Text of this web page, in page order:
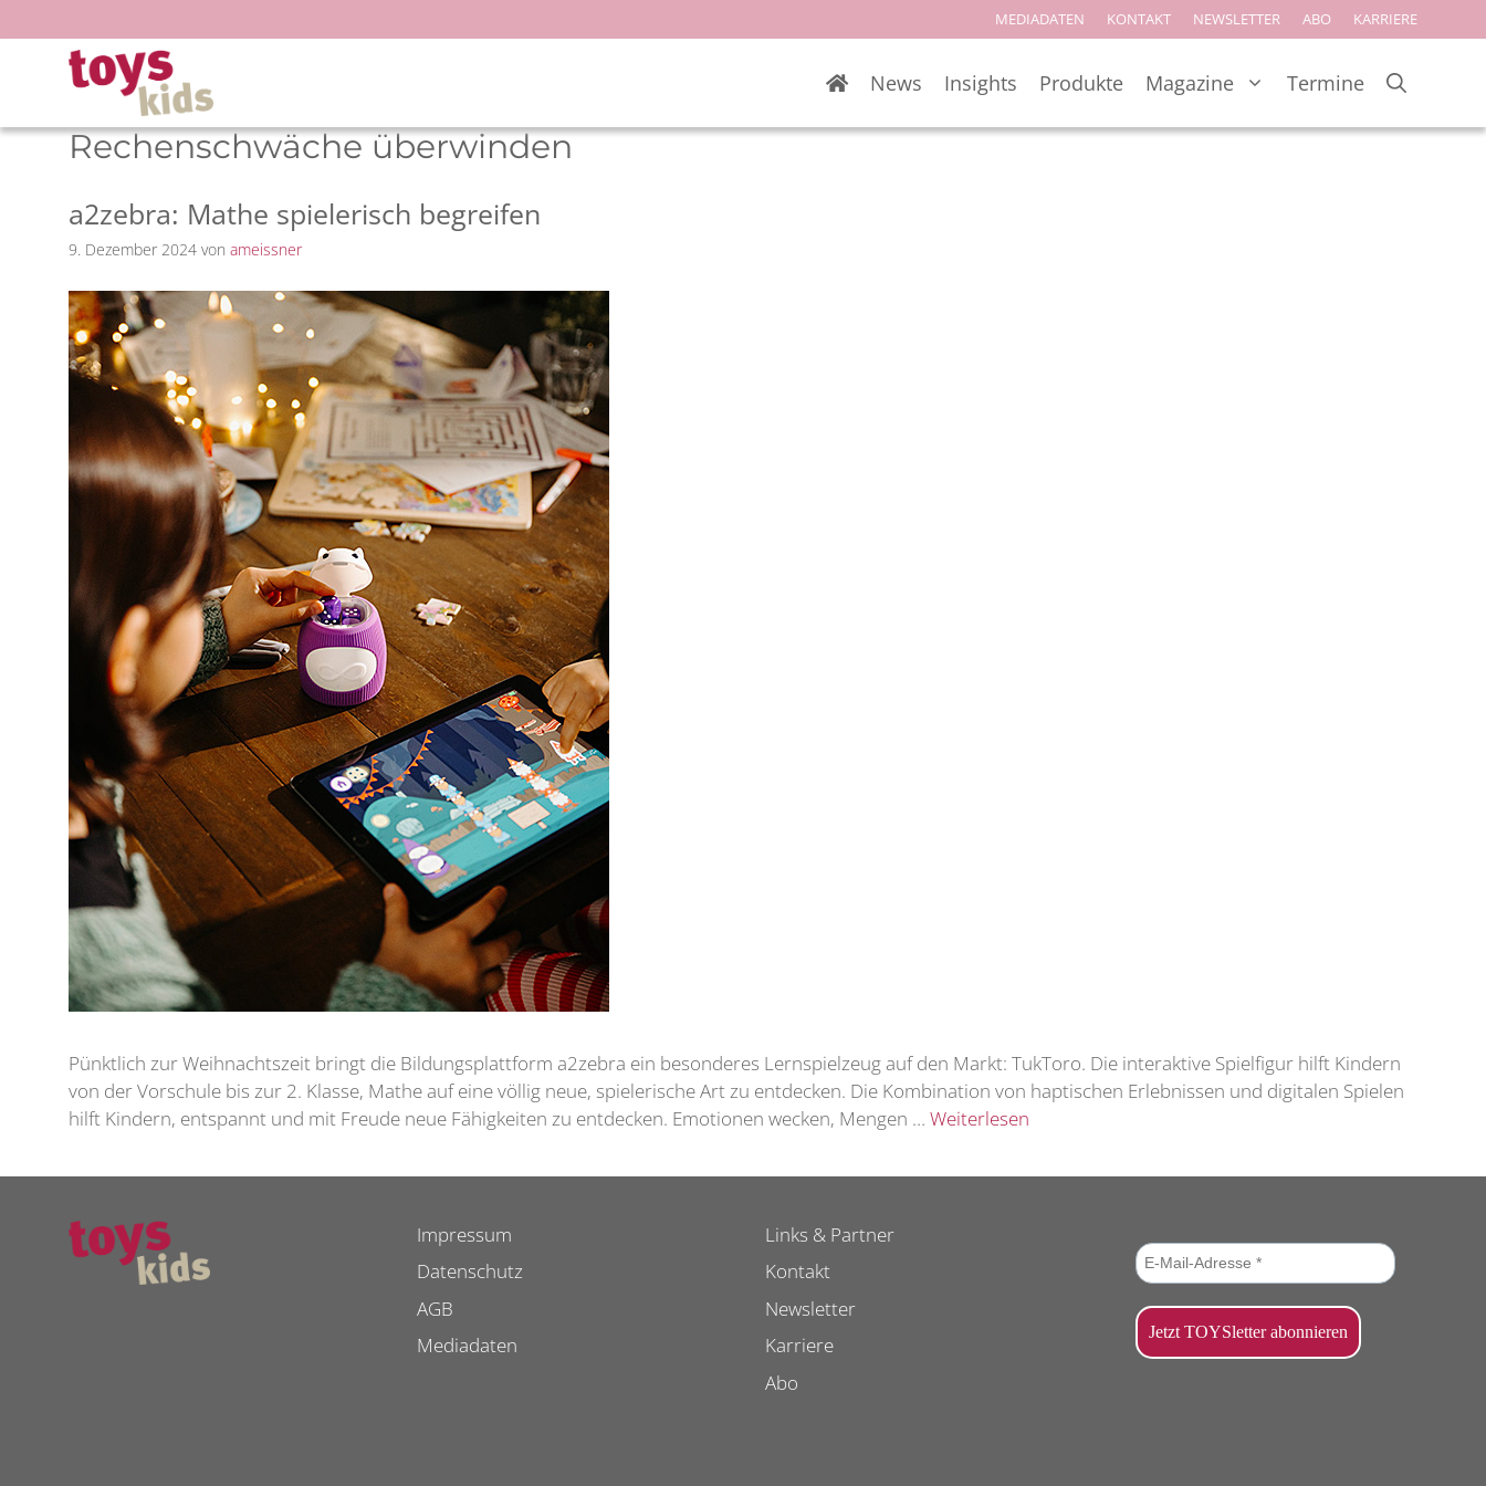
Inhalt
springen
MEDIADATEN KONTAKT NEWSLETTER ABO KARRIERE
News Insights Produkte Magazine Termine
Rechenschwäche überwinden
a2zebra: Mathe spielerisch begreifen
9. Dezember 2024 von ameissner
Pünktlich zur Weihnachtszeit bringt die Bildungsplattform a2zebra ein besonderes Lernspielzeug auf den Markt: TukToro. Die interaktive Spielfigur hilft Kindern
von der Vorschule bis zur 2. Klasse, Mathe auf eine völlig neue, spielerische Art zu entdecken. Die Kombination von haptischen Erlebnissen und digitalen Spielen
hilft Kindern, entspannt und mit Freude neue Fähigkeiten zu entdecken. Emotionen wecken, Mengen … Weiterlesen
Impressum
Datenschutz
AGB
Mediadaten
Links & Partner
Kontakt
Newsletter
Karriere
Abo